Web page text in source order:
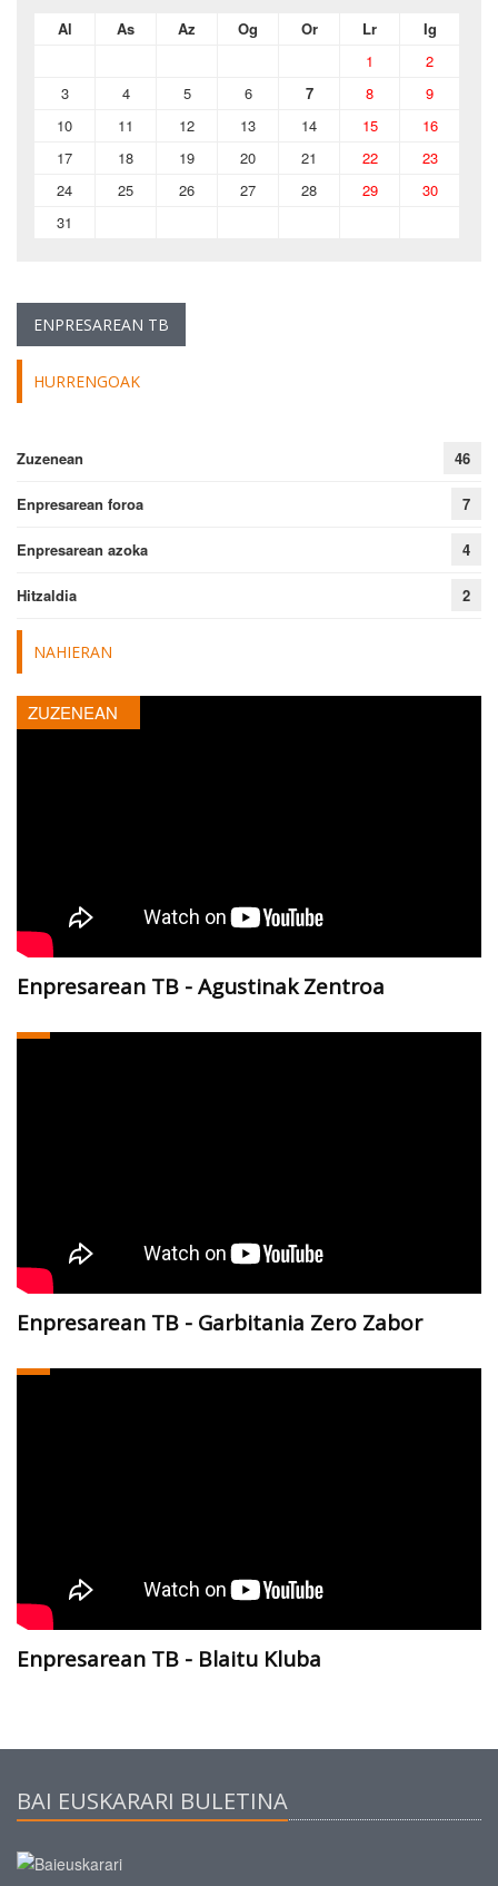
Al
As Az Og Or Lr
Ig
1
2
3
4 5 6 7 8
9
10
11 12 13 14 15
16
17
18 19 20 21 22
23
24
25 26 27 28 29
30
31
ENPRESAREAN TB
HURRENGOAK
Zuzenean 46
Enpresarean foroa 7
Enpresarean azoka 4
Hitzaldia 2
NAHIERAN
ZUZENEAN
Enpresarean TB - Agustinak Zentroa
Enpresarean TB - Garbitania Zero Zabor
Enpresarean TB - Blaitu Kluba
BAI EUSKARARI BULETINA